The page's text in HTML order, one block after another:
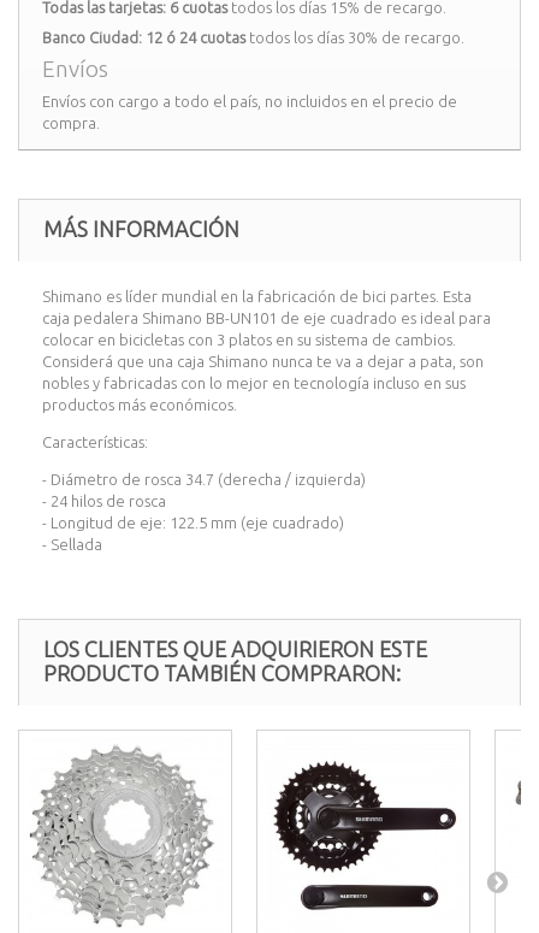
Todas las tarjetas: 6 cuotastodos los días 15% de recargo.
Banco Ciudad: 12 ó 24 cuotastodos los días 30% de recargo.
Envíos
Envíos con cargo a todo el país, no incluidos en el precio de
compra.
MÁS INFORMACIÓN
Shimano es líder mundial en la fabricación de bici partes. Esta
caja pedalera Shimano BB-UN101 de eje cuadrado es ideal para
colocar en bicicletas con 3 platos en su sistema de cambios.
Considerá que una caja Shimano nunca te va a dejar a pata, son
nobles y fabricadas con lo mejor en tecnología incluso en sus
productos más económicos.
Características:
- Diámetro de rosca 34.7 (derecha / izquierda)
- 24 hilos de rosca
- Longitud de eje: 122.5 mm (eje cuadrado)
- Sellada
LOS CLIENTES QUE ADQUIRIERON ESTE
PRODUCTO TAMBIÉN COMPRARON: